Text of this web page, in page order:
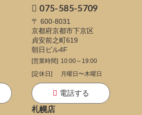
075-585-5709
〒 600-8031
京都府京都市下京区
貞安前之町619
朝日ビル4F
[営業時間] 10:00～19:00
[定休日]
月曜日〜木曜日
電話する
札幌店